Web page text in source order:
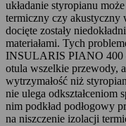
układanie styropianu
termiczny czy akustyczny
docięte zostały
materiałami. Tych
INSULARIS PIANO 400
otula wszelkie przewody,
wytrzymałość niż
nie ulega odkształceniom
nim podkład podłogowy
na niszczenie izolacji